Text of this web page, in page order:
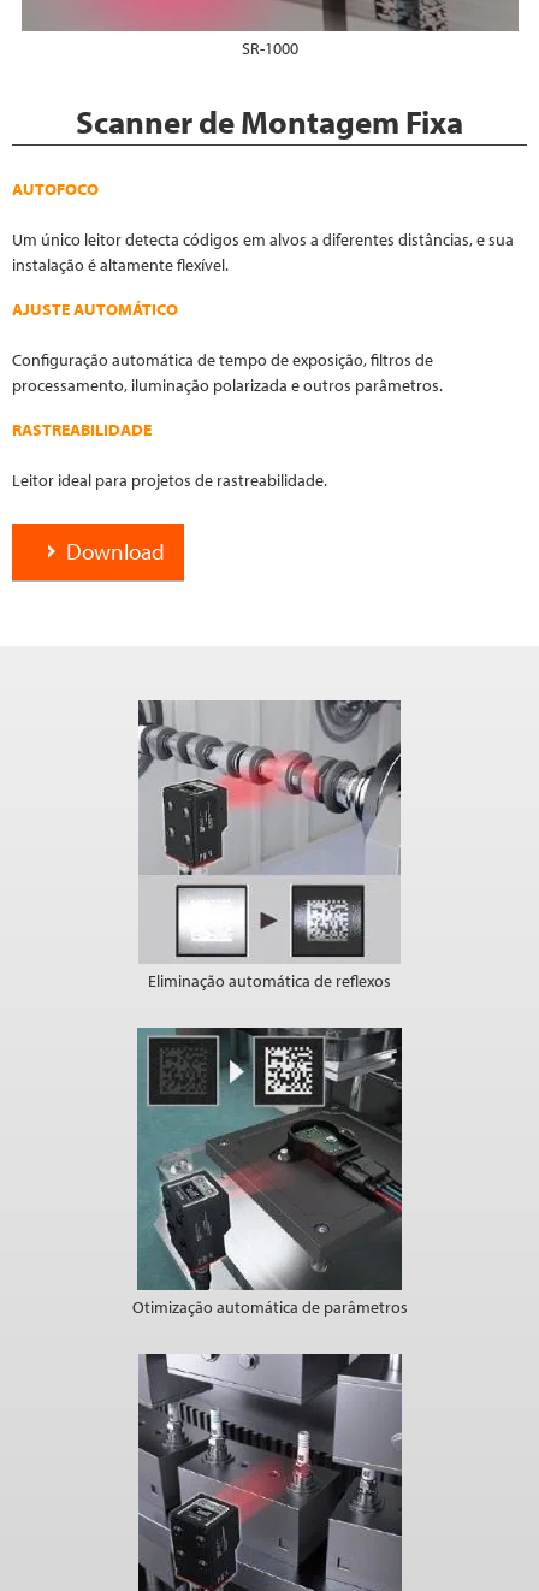
SR-1000
Scanner de Montagem Fixa
AUTOFOCO
Um único leitor detecta códigos em alvos a diferentes distâncias, e sua
instalação é altamente flexível.
AJUSTE AUTOMÁTICO
Configuração automática de tempo de exposição, filtros de
processamento, iluminação polarizada e outros parâmetros.
RASTREABILIDADE
Leitor ideal para projetos de rastreabilidade.
Download
Eliminação automática de reflexos
Otimização automática de parâmetros